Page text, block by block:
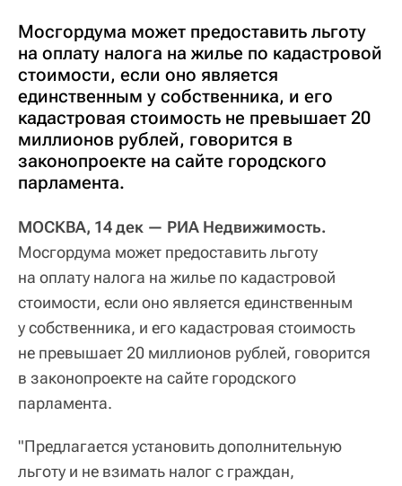
Мосгордума может предоставить льготу
на оплату налога на жилье по кадастровой
стоимости, если оно является
единственным у собственника, и его
кадастровая стоимость не превышает 20
миллионов рублей, говорится в
законопроекте на сайте городского
парламента.
МОСКВА, 14 дек — РИА Недвижимость.
Мосгордума может предоставить льготу
на оплату налога на жилье по кадастровой
стоимости, если оно является единственным
у собственника, и его кадастровая стоимость
не превышает 20 миллионов рублей, говорится
в законопроекте на сайте городского
парламента.
"Предлагается установить дополнительную
льготу и не взимать налог с граждан,